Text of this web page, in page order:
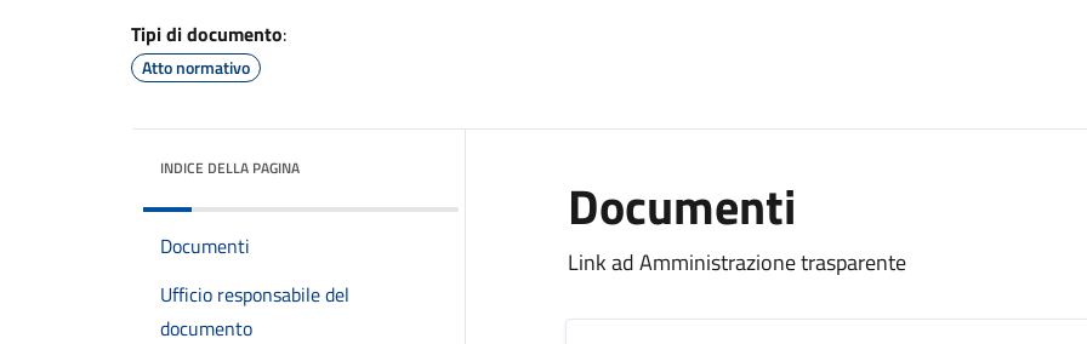
Tipi di documento:
Atto normativo
INDICE DELLA PAGINA
Documenti
Ufficio responsabile del
documento
Documenti
Link ad Amministrazione trasparente